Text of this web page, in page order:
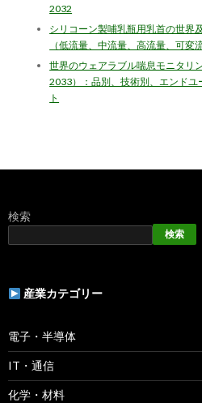
2032
シリコーン製哺乳瓶用乳首の世界
（低流量、中流量、高流量、可変
世界のウェアラブル喘息モニタリ
2033）：品別、技術別、エンドユ
ト
検索
検索
産業カテゴリー
電子・半導体
IT・通信
化学・材料